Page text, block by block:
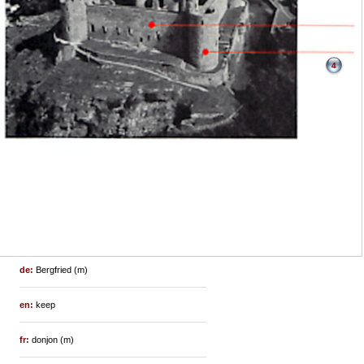
4
de:Bergfried (m)
en:keep
fr:donjon (m)